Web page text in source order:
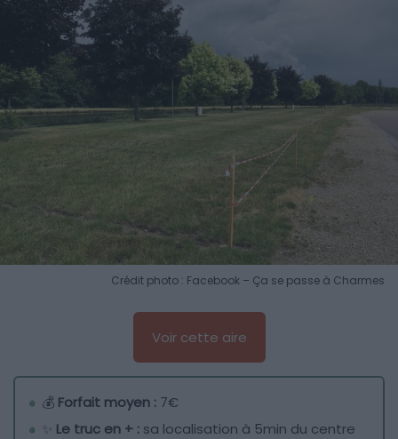
Crédit photo : Facebook – Ça se passe à Charmes
Voir cette aire
💰 Forfait moyen : 7€
✨ Le truc en + : sa localisation à 5min du centre